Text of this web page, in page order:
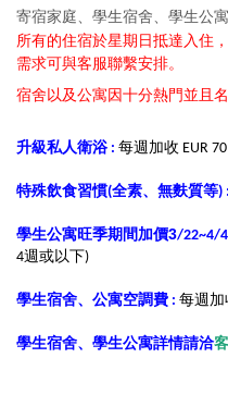
寄宿家庭、學生宿舍、學生公寓
所有的住宿於星期日抵達入住
需求可與客服聯繫安排。
宿舍以及公寓因十分熱門並且
升級私人衛浴 : 每週加收 EUR 70
特殊飲食習慣(全素、無麩質等) :
學生公寓旺季期間加價3/22~4/
4週或以下)
學生宿舍、公寓空調費 : 每週加
學生宿舍、學生公寓詳情請洽